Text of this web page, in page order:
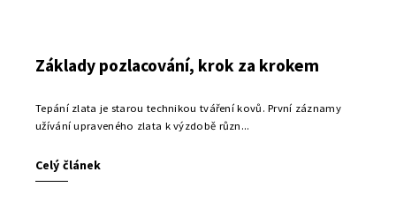
Základy pozlacování, krok za krokem
Tepání zlata je starou technikou tváření kovů. První záznamy
užívání upraveného zlata k výzdobě různ...
Celý článek